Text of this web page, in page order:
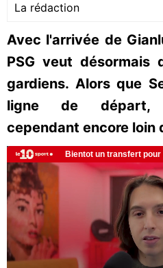
La rédaction
Avec l'arrivée de
PSG veut désormais
gardiens. Alors que
ligne de départ,
cependant encore loin